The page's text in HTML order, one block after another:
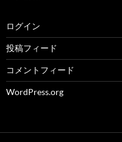
ログイン
投稿フィード
コメントフィード
WordPress.org